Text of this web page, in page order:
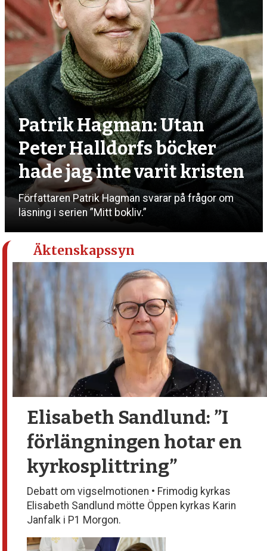
Patrik Hagman: Utan
Peter Halldorfs böcker
hade jag inte varit kristen
Författaren Patrik Hagman svarar på frågor om
läsning i serien ”Mitt bokliv.”
Äktenskapssyn
Elisabeth Sandlund: ”I
förlängningen hotar en
kyrkosplittring”
Debatt om vigselmotionen • Frimodig kyrkas
Elisabeth Sandlund mötte Öppen kyrkas Karin
Janfalk i P1 Morgon.